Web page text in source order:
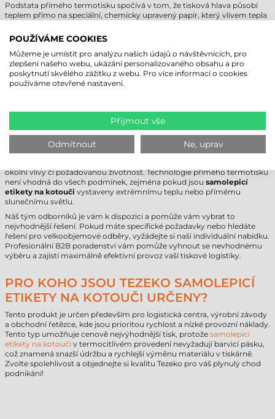
Podstata přímého termotisku spočívá v tom, že tisková hlava působí
teplem přímo na speciální, chemicky upravený papír, který vlivem tepla
B2B. Zajišťuje nejnižší výrobní náklady, protože k tisku NEVYŽADUJE
barvicí pásku (ribbon), čímž odpadají náklady na pásku i časové ztráty
spojené s její výměnou. Tato technologie je snadno ovladatelná,
nastavení tiskáren vyžaduje minimální odborné znalosti a zároveň
produkuje spolehlivou kvalitu tisku i při náročném každodenním
provozu.
NEJSTE SI JISTI, KTERÁ ETIKETA JE PRO
Výběr správného materiálu a velikosti je pro efektivní fungování vaší
firmy zásadní. Při rozhodování je třeba zohlednit technologickou
okolní vlivy či požadovanou životnost. Technologie přímého termotisku
není vhodná do všech podmínek, zejména pokud jsou samolepicí
etikety na kotouči vystaveny extrémnímu teplu nebo přímému
slunečnímu světlu.
Náš tým odborníků je vám k dispozici a pomůže vám vybrat to
nejvhodnější řešení. Pokud máte specifické požadavky nebo hledáte
řešení pro velkoobjemové odběry, vyžádejte si naši individuální nabídku.
Profesionální B2B poradenství vám pomůže vyhnout se nevhodnému
výběru a zajistí maximálně efektivní provoz vaší tiskové logistiky.
PRO KOHO JSOU TEZEKO SAMOLEPICÍ
ETIKETY NA KOTOUČI URČENY?
Tento produkt je určen především pro logistická centra, výrobní závody
a obchodní řetězce, kde jsou prioritou rychlost a nízké provozní náklady.
Tento typ umožňuje cenově nejvýhodnější tisk, protože samolepicí
etikety na kotouči v termocitlivém provedení nevyžadují barvicí pásku,
což znamená snazší údržbu a rychlejší výměnu materiálu v tiskárně.
Zvolte spolehlivost a objednejte si kvalitu Tezeko pro váš plynulý chod
podnikání!
POUŽÍVÁME COOKIES
Můžeme je umístit pro analýzu našich údajů o návštěvnících, pro
zlepšení našeho webu, ukázání personalizovaného obsahu a pro
poskytnutí skvělého zážitku z webu. Pro více informací o cookies
používáme otevřené nastavení.
Přijmout vše
Odmítnout Ne, uprav